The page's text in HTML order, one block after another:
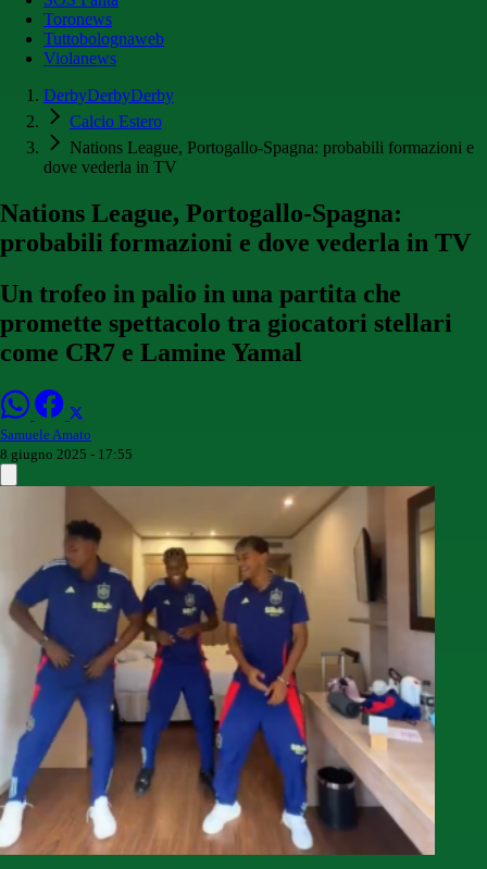
Toronews
Tuttobolognaweb
Violanews
DerbyDerbyDerby
Calcio Estero
Nations League, Portogallo-Spagna: probabili formazioni e
dove vederla in TV
Nations League, Portogallo-Spagna:
probabili formazioni e dove vederla in TV
Un trofeo in palio in una partita che
promette spettacolo tra giocatori stellari
come CR7 e Lamine Yamal
Samuele Amato
8 giugno 2025 - 17:55